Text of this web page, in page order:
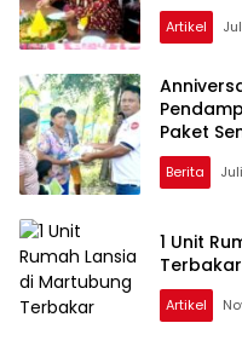
Artikel
Paket
Kelambir
Berita
1 Unit
Terbakar
Artikel